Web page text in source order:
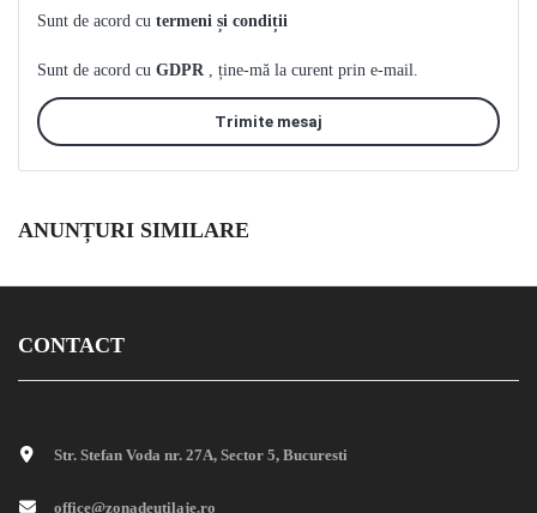
Sunt de acord cu termeni și condiții
Sunt de acord cu GDPR , ține-mă la curent prin e-mail.
Trimite mesaj
ANUNȚURI SIMILARE
CONTACT
Str. Stefan Voda nr. 27A, Sector 5, Bucuresti
office@zonadeutilaje.ro